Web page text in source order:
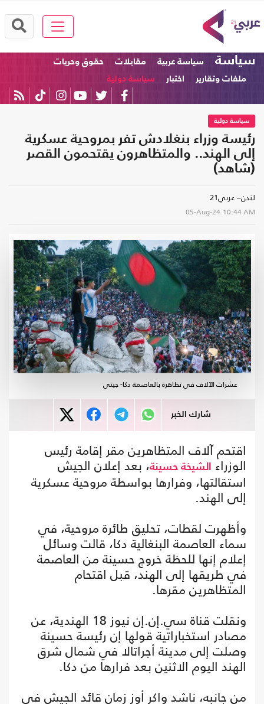
سياسة سياسة عربية مقابلات
حقوق وحريات
ملفات وتقارير
اختبار سياسة دولية
سياسة دولية
رئيسة وزراء بنغلادش تفر بمروحية عسكرية
إلى الهند.. والمتظاهرون يقتحمون القصر
(شاهد)
لندن– عربي21
05-Aug-24 10:44 AM
عشرات الآلاف في تظاهرة بالعاصمة دكا- جيتي
شارك الخبر
اقتحم آلاف المتظاهرين مقر إقامة رئيس
الوزراء الشيخة حسينة، بعد إعلان الجيش
استقالتها، وفرارها بواسطة مروحية عسكرية
إلى الهند.
وأظهرت لقطات، تحليق طائرة مروحية، في
سماء العاصمة البنغالية دكا، قالت وسائل
إعلام إنها للحظة خروج حسينة من العاصمة
في طريقها إلى الهند، قبل اقتحام
المتظاهرين مقرها.
ونقلت قناة سي.إن.إن نيوز 18 الهندية، عن
مصادر استخباراتية قولها إن رئيسة حسينة
وصلت إلى مدينة أجراتالا في شمال شرق
الهند اليوم الاثنين بعد فرارها من دكا.
من جانبه، ناشد واكر أوز زمان قائد الجيش في